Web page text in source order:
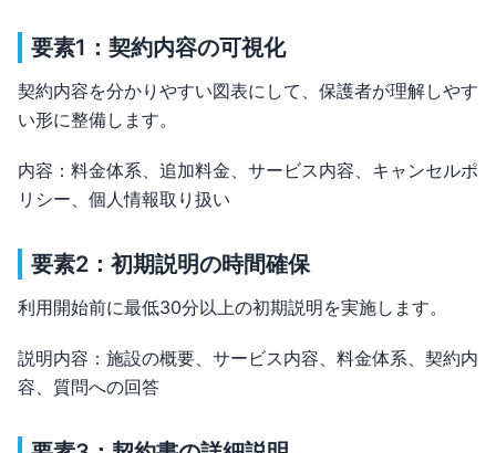
要素1：契約内容の可視化
契約内容を分かりやすい図表にして、保護者が理解しやす
い形に整備します。
内容：料金体系、追加料金、サービス内容、キャンセルポ
リシー、個人情報取り扱い
要素2：初期説明の時間確保
利用開始前に最低30分以上の初期説明を実施します。
説明内容：施設の概要、サービス内容、料金体系、契約内
容、質問への回答